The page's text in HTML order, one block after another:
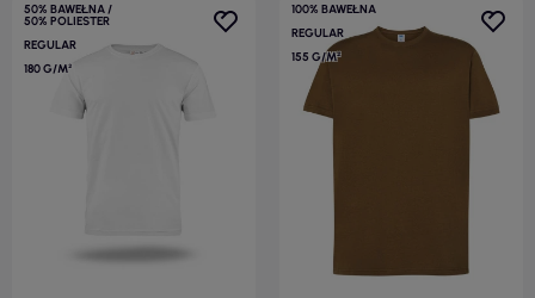
50% BAWEŁNA /
50% POLIESTER
REGULAR
180 G/M²
100% BAWEŁNA
REGULAR
155 G/M²